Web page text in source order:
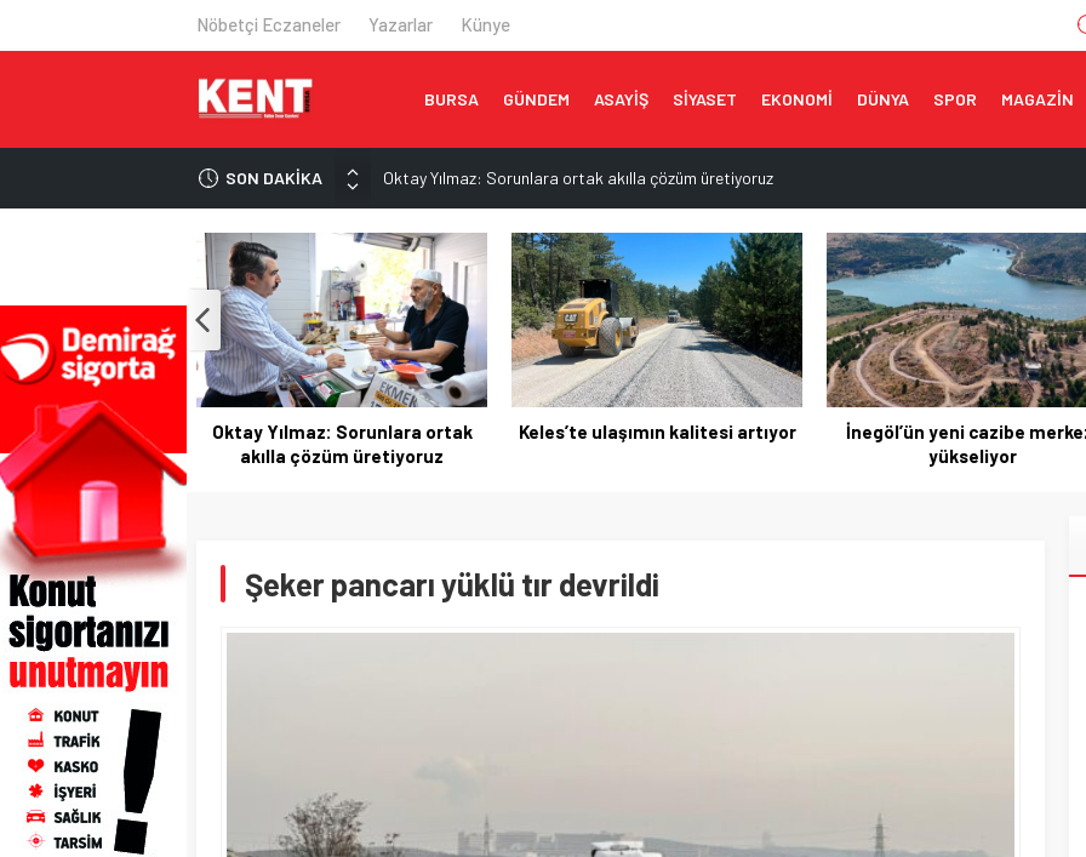
Nöbetçi Eczaneler Yazarlar Künye
BURSA GÜNDEM ASAYİŞ SİYASET EKONOMİ DÜNYA SPOR MAGAZİN
SON DAKİKA
Oktay Yılmaz: Sorunlara ortak akılla çözüm üretiyoruz
Epstein dosyası İngiltere’de yeniden açılıyor
İran’dan Hürmüz Boğazı açıklaması
Trump: Hürmüz Boğazı çok yakında açılacak
Satrançta çifte kupa sevinci
kupa sevinci
Oktay Yılmaz: Sorunlara ortak
akılla çözüm üretiyoruz
Keles’te ulaşımın kalitesi artıyor
İnegöl’ün yeni cazibe
yükseliyor
Şeker pancarı yüklü tır devrildi